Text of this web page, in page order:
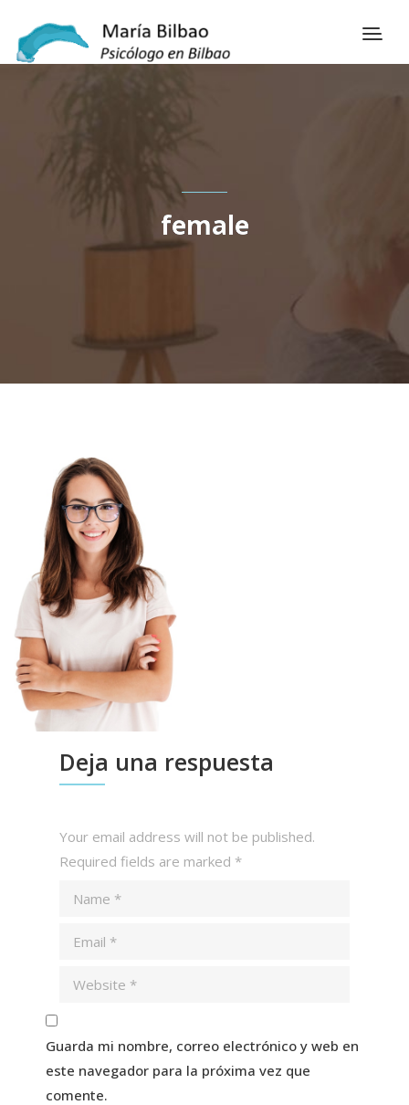
female
Deja una respuesta
Your email address will not be published.
Required fields are marked *
Guarda mi nombre, correo electrónico y web en
este navegador para la próxima vez que
comente.